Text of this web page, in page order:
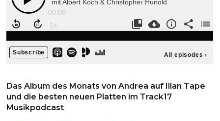
Das Album des Monats von Andrea auf Ilian Tape
und die besten neuen Platten im Track17
Musikpodcast